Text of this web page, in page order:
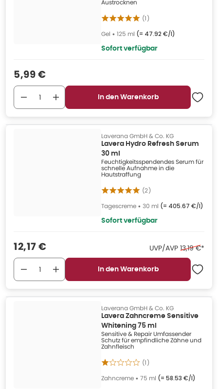
Austrocknen
(1)
Gel • 125 ml (= 47.92 €/l)
Sofort verfügbar
Verkaufspreis
5,99 €
In den Warenkorb
Laverana GmbH & Co. KG
Lavera Hydro Refresh Serum
30 ml
Feuchtigkeitsspendendes Serum für
schnelle Aufnahme in die
Hautstraffung
(2)
Tagescreme • 30 ml (= 405.67 €/l)
Sofort verfügbar
Verkaufspreis
12,17 € UVP/AVP 13,19 €*
In den Warenkorb
Laverana GmbH & Co. KG
Lavera Zahncreme Sensitive
Whitening 75 ml
Sensitive & Repair Umfassender
Schutz für empfindliche Zähne und
Zahnfleisch
(1)
Zahncreme • 75 ml (= 58.53 €/l)